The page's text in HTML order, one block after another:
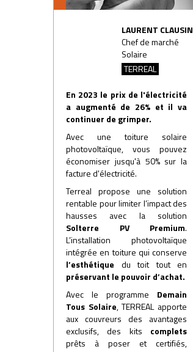
LAURENT CLAUSIN
Chef de marché
Solaire
TERREAL
En 2023 le prix de l'électricité
a augmenté de 26% et il va
continuer de grimper.
Avec une toiture solaire
photovoltaïque, vous pouvez
économiser jusqu'à 50% sur la
facture d'électricité.
Terreal propose une solution
rentable pour limiter l’impact des
hausses avec la solution
Solterre PV Premium.
L’installation photovoltaïque
intégrée en toiture qui conserve
l’esthétique du toit tout en
préservant le pouvoir d’achat.
Avec le programme Demain
Tous Solaire, TERREAL apporte
aux couvreurs des avantages
exclusifs, des kits complets
prêts à poser et certifiés,